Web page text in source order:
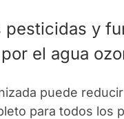
pesticidas y
el agua
puede
para todos los